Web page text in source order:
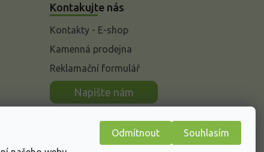
Odmítnout Souhlasím
Kontakujte nás
Kontakty - E-shop
Kamenná prodejna
Reklamační formulář
Napište nám